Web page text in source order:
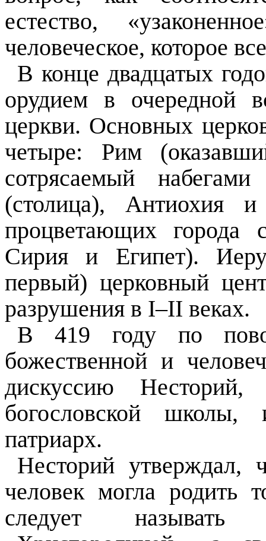
естество,
человеческое, которое
В конце двадцатых
орудием в очередной
церкви. Основных
четыре: Рим
сотрясаемый
(столица), Антиохия
процветающих города
Сирия и Египет).
первый) церковный
разрушения в I–II веках.
В 419 году по
божественной и
дискуссию Несторий,
богословской школы,
патриарх.
Несторий утверждал,
человек могла родить
следует